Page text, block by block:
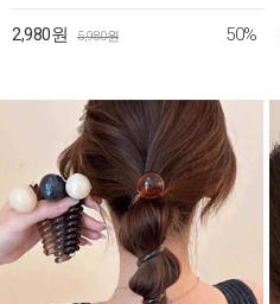
2,980원 5,980원 50%